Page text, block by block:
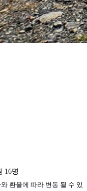
16명
환율에 따라 변동 될 수 있